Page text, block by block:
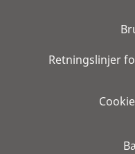
Retningslinjer